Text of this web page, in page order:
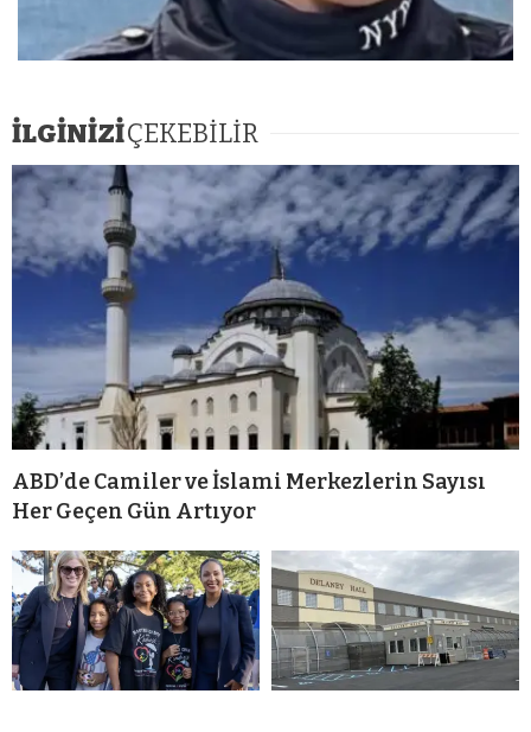
İLGİNİZİÇEKEBİLİR
ABD’de Camiler ve İslami Merkezlerin Sayısı
Her Geçen Gün Artıyor